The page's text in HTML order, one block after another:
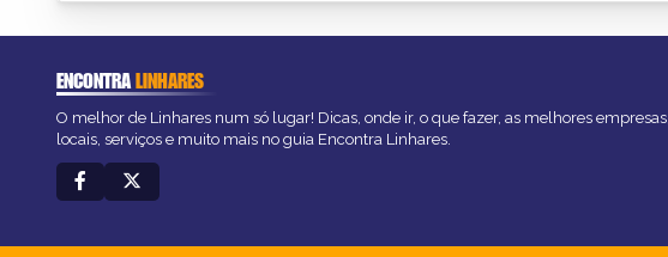
ENCONTRALINHARES
O melhor de Linhares num só lugar! Dicas, onde ir, o que fazer, as melhores empresas,
locais, serviços e muito mais no guia Encontra Linhares.